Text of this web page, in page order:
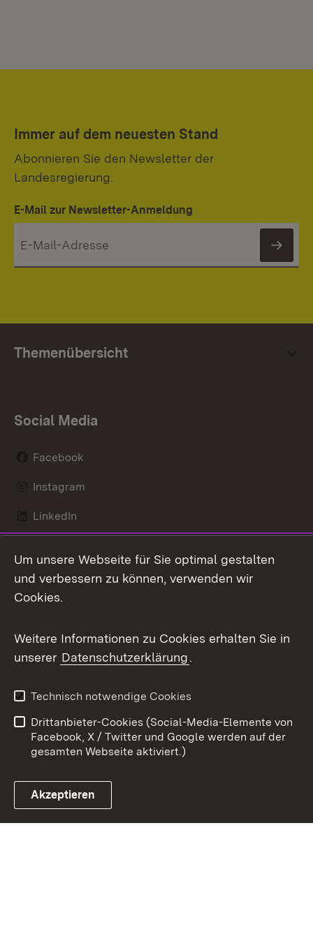
Immer auf dem neuesten Stand
Abonnieren Sie den Newsletter der
Landesregierung.
E-Mail zur Newsletter-Anmeldung
Themenübersicht
Social Media
Facebook
Instagram
LinkedIn
X / Twitter
Youtube
Link zum Landesportal
Kontakt
Datenschutz
Barrierefreiheit
Impressum
Cookies
Um unsere Webseite für Sie optimal gestalten
und verbessern zu können, verwenden wir
Cookies.
Weitere Informationen zu Cookies erhalten Sie in
unserer Datenschutzerklärung.
Technisch notwendige Cookies
Drittanbieter-Cookies (Social-Media-Elemente von
Facebook, X / Twitter und Google werden auf der
gesamten Webseite aktiviert.)
Akzeptieren